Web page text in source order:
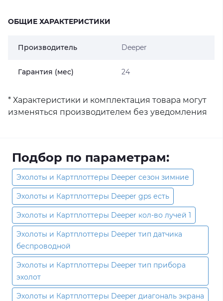
ОБЩИЕ ХАРАКТЕРИСТИКИ
Производитель Deeper
Гарантия (мес) 24
* Характеристики и комплектация товара могут
изменяться производителем без уведомления
Подбор по параметрам:
Эхолоты и Картплоттеры Deeper сезон зимние
Эхолоты и Картплоттеры Deeper gps есть
Эхолоты и Картплоттеры Deeper кол-во лучей 1
Эхолоты и Картплоттеры Deeper тип датчика
беспроводной
Эхолоты и Картплоттеры Deeper тип прибора
эхолот
Эхолоты и Картплоттеры Deeper диагональ экрана